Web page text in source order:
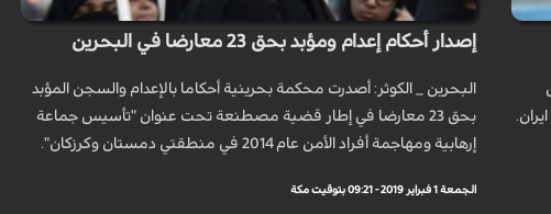
إصدار أحكام إعدام ومؤبد بحق 23 معارضا في البحرين
البحرين _ الكوثر: أصدرت محكمة بحرينية أحكاما بالإعدام والسجن المؤبد
بحق 23 معارضا في إطار قضية مصطنعة تحت عنوان "تأسيس جماعة
إرهابية ومهاجمة أفراد الأمن عام 2014 في منطقتي دمستان وكرزكان".
الجمعة 1 فبراير 2019 - 09:21 بتوقيت مكة